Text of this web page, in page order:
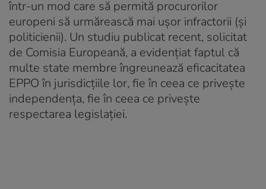
într-un mod care să permită procurorilor
europeni să urmărească mai uşor infractorii (şi
politicienii). Un studiu publicat recent, solicitat
de Comisia Europeană, a evidenţiat faptul că
multe state membre îngreunează eficacitatea
EPPO în jurisdicţiile lor, fie în ceea ce priveşte
independenţa, fie în ceea ce priveşte
respectarea legislaţiei.